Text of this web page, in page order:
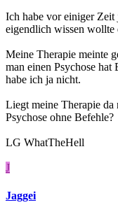
Ich habe vor einiger Zeit
eigendlich wissen wollte
Meine Therapie meinte
man einen Psychose
habe ich ja nicht.
Liegt meine Therapie da
Psychose ohne Befehle?
LG WhatTheHell
J
Jaggei